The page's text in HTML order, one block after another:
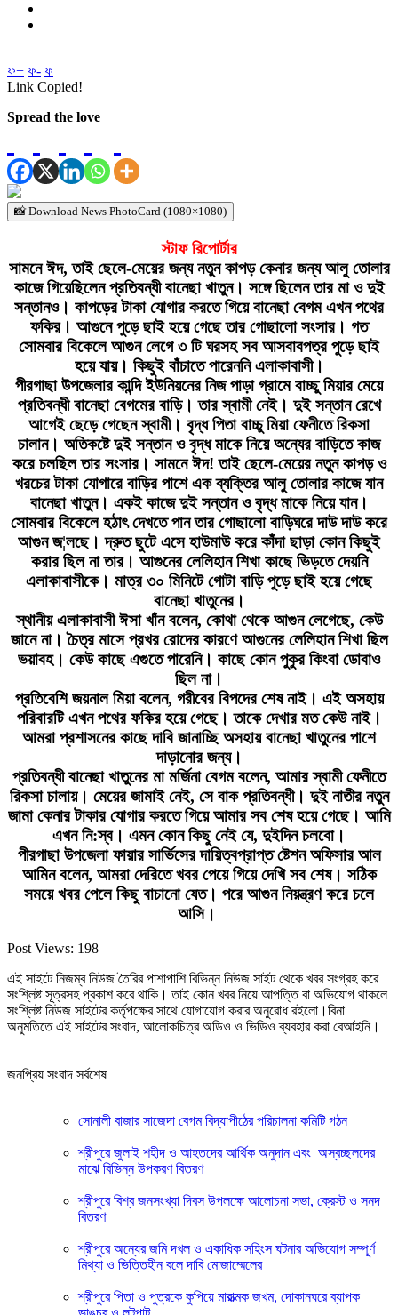
ফ+ ফ- ফ
Link Copied!
Spread the love
📸 Download News PhotoCard (1080×1080)
স্টাফ রিপোর্টার
সামনে ঈদ, তাই ছেলে-মেয়ের জন্য নতুন কাপড় কেনার জন্য আলু তোলার
কাজে গিয়েছিলেন প্রতিবন্ধী বানেছা খাতুন। সঙ্গে ছিলেন তার মা ও দুই
সন্তানও। কাপড়ের টাকা যোগার করতে গিয়ে বানেছা বেগম এখন পথের
ফকির। আগুনে পুড়ে ছাই হয়ে গেছে তার গোছালো সংসার। গত
সোমবার বিকেলে আগুন লেগে ৩ টি ঘরসহ সব আসবাবপত্র পুড়ে ছাই
হয়ে যায়। কিছুই বাঁচাতে পারেননি এলাকাবাসী।
পীরগাছা উপজেলার কান্দি ইউনিয়নের নিজ পাড়া গ্রামে বাচ্ছু মিয়ার মেয়ে
প্রতিবন্ধী বানেছা বেগমের বাড়ি। তার স্বামী নেই। দুই সন্তান রেখে
আগেই ছেড়ে গেছেন স্বামী। বৃদ্ধ পিতা বাচ্চু মিয়া ফেনীতে রিকসা
চালান। অতিকষ্টে দুই সন্তান ও বৃদ্ধ মাকে নিয়ে অন্যের বাড়িতে কাজ
করে চলছিল তার সংসার। সামনে ঈদ! তাই ছেলে-মেয়ের নতুন কাপড় ও
খরচের টাকা যোগারে বাড়ির পাশে এক ব্যক্তির আলু তোলার কাজে যান
বানেছা খাতুন। একই কাজে দুই সন্তান ও বৃদ্ধ মাকে নিয়ে যান।
সোমবার বিকেলে হঠাৎ দেখতে পান তার গোছালো বাড়িঘরে দাউ দাউ করে
আগুন জ¦লছে। দ্রুত ছুটে এসে হাউমাউ করে কাঁদা ছাড়া কোন কিছুই
করার ছিল না তার। আগুনের লেলিহান শিখা কাছে ভিড়তে দেয়নি
এলাকাবাসীকে। মাত্র ৩০ মিনিটে গোটা বাড়ি পুড়ে ছাই হয়ে গেছে
বানেছা খাতুনের।
স্থানীয় এলাকাবাসী ঈসা খাঁন বলেন, কোথা থেকে আগুন লেগেছে, কেউ
জানে না। চৈত্র মাসে প্রখর রোদের কারণে আগুনের লেলিহান শিখা ছিল
ভয়াবহ। কেউ কাছে এগুতে পারেনি। কাছে কোন পুকুর কিংবা ডোবাও
ছিল না।
প্রতিবেশি জয়নাল মিয়া বলেন, গরীবের বিপদের শেষ নাই। এই অসহায়
পরিবারটি এখন পথের ফকির হয়ে গেছে। তাকে দেখার মত কেউ নাই।
আমরা প্রশাসনের কাছে দাবি জানাচ্ছি অসহায় বানেছা খাতুনের পাশে
দাড়ানোর জন্য।
প্রতিবন্ধী বানেছা খাতুনের মা মর্জিনা বেগম বলেন, আমার স্বামী ফেনীতে
রিকসা চালায়। মেয়ের জামাই নেই, সে বাক প্রতিবন্ধী। দুই নাতীর নতুন
জামা কেনার টাকার যোগার করতে গিয়ে আমার সব শেষ হয়ে গেছে। আমি
এখন নি:স্ব। এমন কোন কিছু নেই যে, দুইদিন চলবো।
পীরগাছা উপজেলা ফায়ার সার্ভিসের দায়িত্বপ্রাপ্ত ষ্টেশন অফিসার আল
আমিন বলেন, আমরা দেরিতে খবর পেয়ে গিয়ে দেখি সব শেষ। সঠিক
সময়ে খবর পেলে কিছু বাচানো যেত। পরে আগুন নিয়ন্ত্রণ করে চলে
আসি।
Post Views: 198
এই সাইটে নিজম্ব নিউজ তৈরির পাশাপাশি বিভিন্ন নিউজ সাইট থেকে খবর সংগ্রহ করে
সংশ্লিষ্ট সূত্রসহ প্রকাশ করে থাকি। তাই কোন খবর নিয়ে আপত্তি বা অভিযোগ থাকলে
সংশ্লিষ্ট নিউজ সাইটের কর্তৃপক্ষের সাথে যোগাযোগ করার অনুরোধ রইলো।বিনা
অনুমতিতে এই সাইটের সংবাদ, আলোকচিত্র অডিও ও ভিডিও ব্যবহার করা বেআইনি।
জনপ্রিয় সংবাদ সর্বশেষ
সোনালী বাজার সাজেদা বেগম বিদ্যাপীঠের পরিচালনা কমিটি গঠন
শ্রীপুরে জুলাই শহীদ ও আহতদের আর্থিক অনুদান এবং অস্বচ্ছলদের
মাঝে বিভিন্ন উপকরণ বিতরণ
শ্রীপুরে বিশ্ব জনসংখ্যা দিবস উপলক্ষে আলোচনা সভা, ক্রেস্ট ও সনদ
বিতরণ
শ্রীপুরে অন্যের জমি দখল ও একাধিক সহিংস ঘটনার অভিযোগ সম্পূর্ণ
মিথ্যা ও ভিত্তিহীন বলে দাবি মোজাম্মেলের
শ্রীপুরে পিতা ও পুত্রকে কুপিয়ে মারাত্মক জখম, দোকানঘরে ব্যাপক